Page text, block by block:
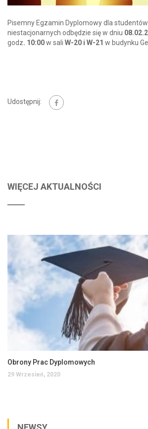
Pisemny Egzamin Dyplomowy dla
niestacjonarnych odbędzie się w dniu
godz. 10:00w sali W-20 i W-21 w budynku
Udostępnij:
WIĘCEJ AKTUALNOŚCI
Obrony Prac Dyplomowych
29 Wrzesień, 2020